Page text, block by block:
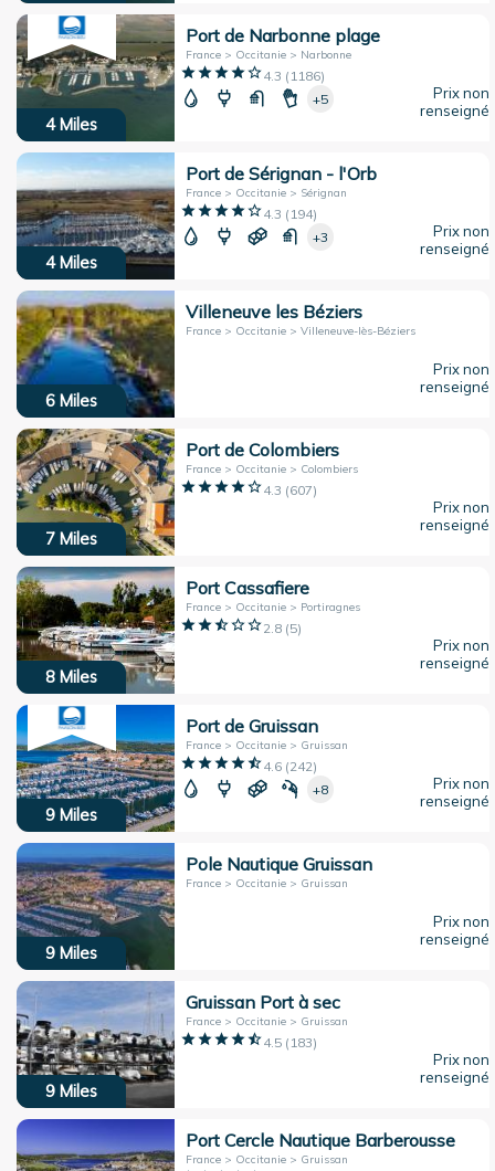
4 Miles
Port de Narbonne plage
France > Occitanie > Narbonne
4.3 ( 1186)
+5
Prix non
renseigné
4 Miles
Port de Sérignan - l'Orb
France > Occitanie > Sérignan
4.3 ( 194)
+3
Prix non
renseigné
6 Miles
Villeneuve les Béziers
France > Occitanie > Villeneuve-lès-Béziers
Prix non
renseigné
7 Miles
Port de Colombiers
France > Occitanie > Colombiers
4.3 (607)
Prix non
renseigné
8 Miles
Port Cassafiere
France > Occitanie > Portiragnes
2.8(5)
Prix non
renseigné
9 Miles
Port de Gruissan
France > Occitanie > Gruissan
4.6(242)
+8
Prix non
renseigné
9 Miles
Pole Nautique Gruissan
France > Occitanie > Gruissan
Prix non
renseigné
9 Miles
Gruissan Port à sec
France > Occitanie > Gruissan
4.5( 183)
Prix non
renseigné
Port Cercle Nautique Barberousse
France > Occitanie > Gruissan